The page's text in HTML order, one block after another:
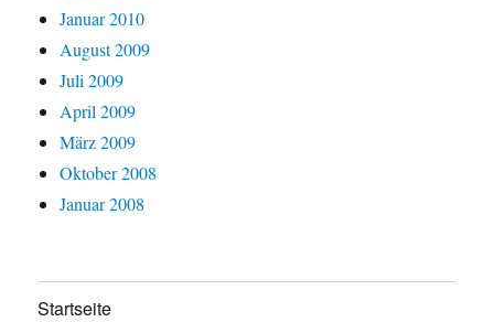
Januar 2010
August 2009
Juli 2009
April 2009
März 2009
Oktober 2008
Januar 2008
Startseite